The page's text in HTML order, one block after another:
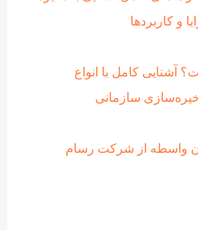
آشنایی کامل با انواع
سازمانی